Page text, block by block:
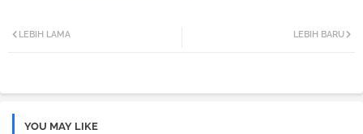
pp
LEBIH BARU
LEBIH LAMA
YOU MAY LIKE